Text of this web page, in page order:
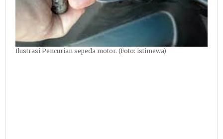
Ilustrasi Pencurian sepeda motor. (Foto: istimewa)